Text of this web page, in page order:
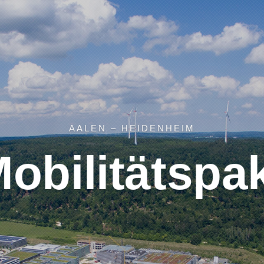
AALEN – HEIDENHEIM